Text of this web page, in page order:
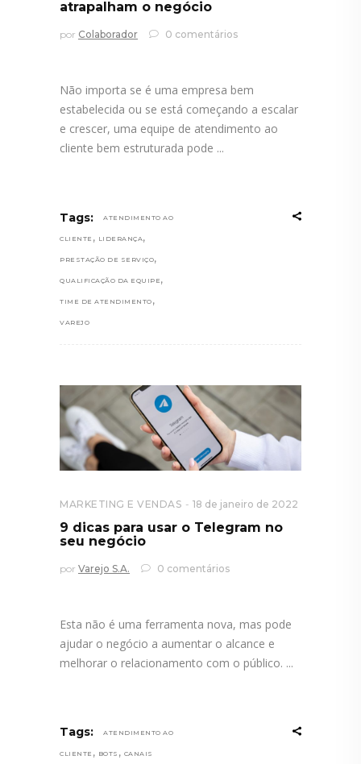
atrapalham o negócio
por Colaborador 0 comentários
Não importa se é uma empresa bem
estabelecida ou se está começando a escalar
e crescer, uma equipe de atendimento ao
cliente bem estruturada pode
Tags: ATENDIMENTO AO
CLIENTE , LIDERANÇA,
PRESTAÇÃO DE SERVIÇO,
QUALIFICAÇÃO DA EQUIPE ,
TIME DE ATENDIMENTO ,
VAREJO
MARKETING E VENDAS 18 de janeiro de 2022
9 dicas para usar o Telegram no
seu negócio
por Varejo S.A. 0 comentários
Esta não é uma ferramenta nova, mas pode
ajudar o negócio a aumentar o alcance e
melhorar o relacionamento com o público.
Tags: ATENDIMENTO AO
CLIENTE , BOTS , CANAIS